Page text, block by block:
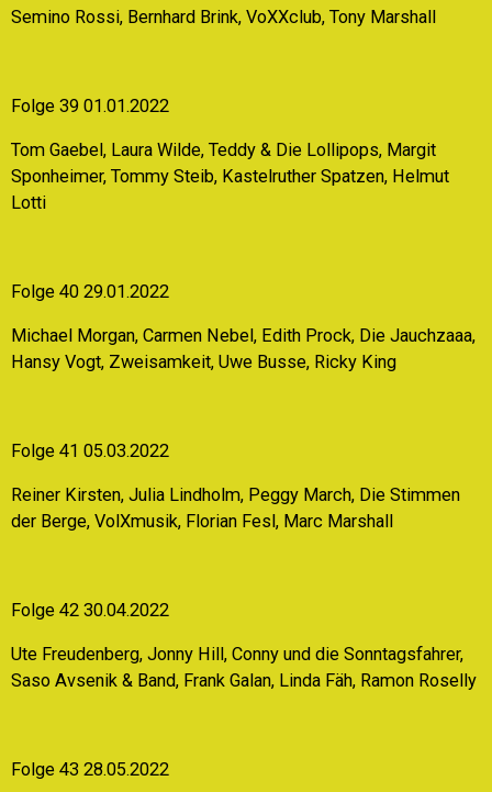
Semino Rossi, Bernhard Brink, VoXXclub, Tony Marshall
Folge 39 01.01.2022
Tom Gaebel, Laura Wilde, Teddy & Die Lollipops, Margit
Sponheimer, Tommy Steib, Kastelruther Spatzen, Helmut
Lotti
Folge 40 29.01.2022
Michael Morgan, Carmen Nebel, Edith Prock, Die Jauchzaaa,
Hansy Vogt, Zweisamkeit, Uwe Busse, Ricky King
Folge 41 05.03.2022
Reiner Kirsten, Julia Lindholm, Peggy March, Die Stimmen
der Berge, VolXmusik, Florian Fesl, Marc Marshall
Folge 42 30.04.2022
Ute Freudenberg, Jonny Hill, Conny und die Sonntagsfahrer,
Saso Avsenik & Band, Frank Galan, Linda Fäh, Ramon Roselly
Folge 43 28.05.2022